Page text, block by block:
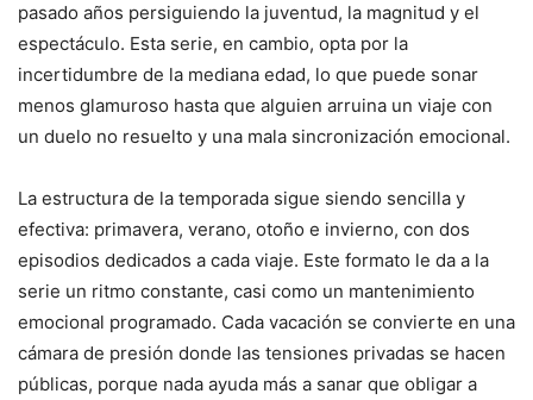
pasado años persiguiendo la juventud, la magnitud y el
espectáculo. Esta serie, en cambio, opta por la
incertidumbre de la mediana edad, lo que puede sonar
menos glamuroso hasta que alguien arruina un viaje con
un duelo no resuelto y una mala sincronización emocional.
La estructura de la temporada sigue siendo sencilla y
efectiva: primavera, verano, otoño e invierno, con dos
episodios dedicados a cada viaje. Este formato le da a la
serie un ritmo constante, casi como un mantenimiento
emocional programado. Cada vacación se convierte en una
cámara de presión donde las tensiones privadas se hacen
públicas, porque nada ayuda más a sanar que obligar a